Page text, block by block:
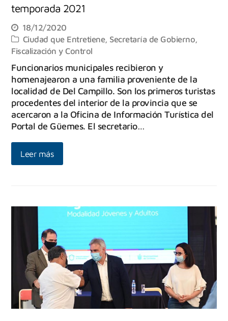
temporada 2021
18/12/2020
Ciudad que Entretiene, Secretaría de Gobierno,
Fiscalización y Control
Funcionarios municipales recibieron y
homenajearon a una familia proveniente de la
localidad de Del Campillo. Son los primeros turistas
procedentes del interior de la provincia que se
acercaron a la Oficina de Información Turística del
Portal de Güemes. El secretario…
Leer más